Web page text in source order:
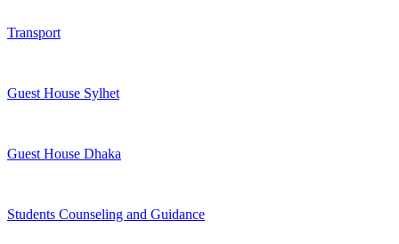
Transport
Guest House Sylhet
Guest House Dhaka
Students Counseling and Guidance